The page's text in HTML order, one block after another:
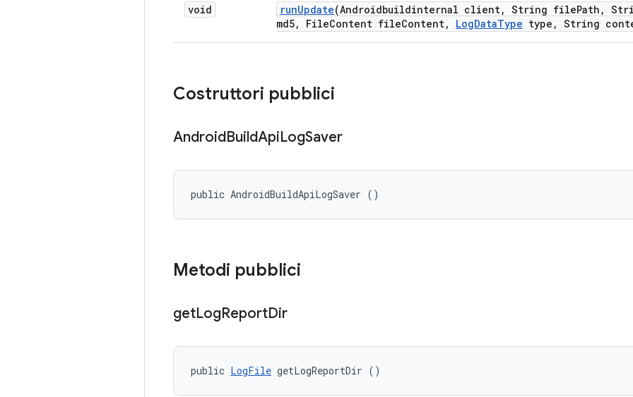
void runUpdate(Androidbuildinternal client, String filePath ,
md5, FileContent fileContent, LogDataType type , String
Costruttori pubblici
AndroidBuildApiLogSaver
public AndroidBuildApiLogSaver ()
Metodi pubblici
getLogReportDir
public LogFile getLogReportDir ()